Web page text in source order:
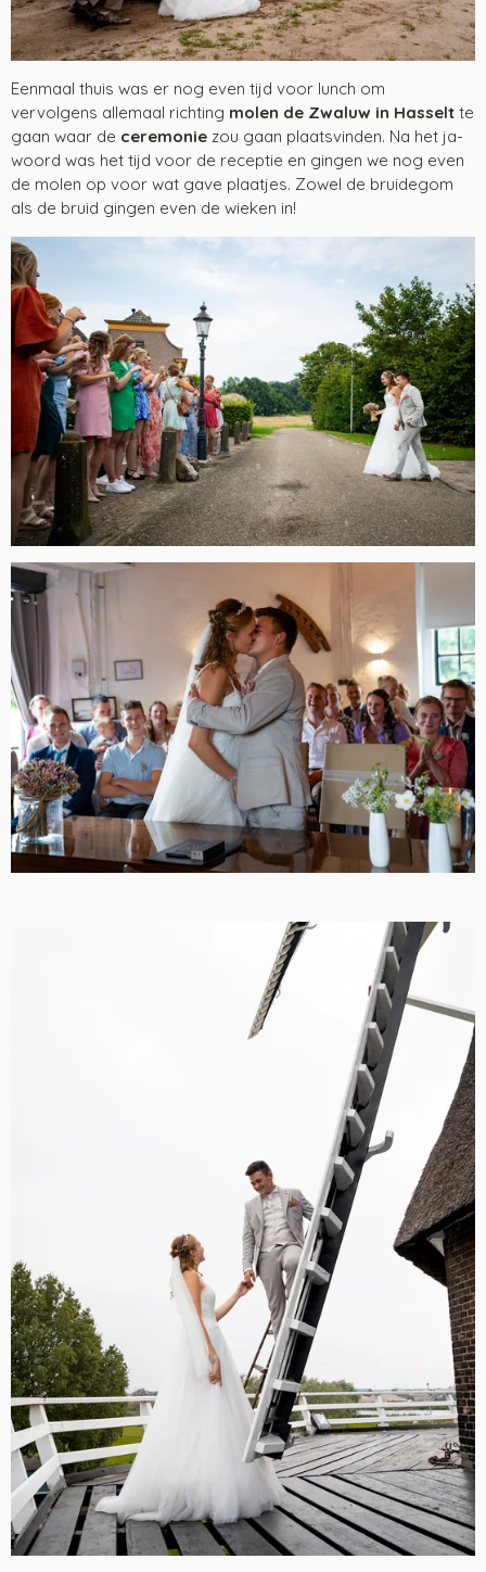
Eenmaal thuis was er nog even tijd voor lunch om
vervolgens allemaal richting molen de Zwaluw in Hasselt te
gaan waar de ceremonie zou gaan plaatsvinden. Na het ja-
woord was het tijd voor de receptie en gingen we nog even
de molen op voor wat gave plaatjes. Zowel de bruidegom
als de bruid gingen even de wieken in!